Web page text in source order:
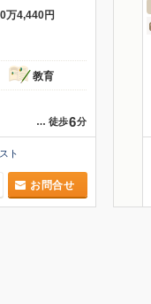
万4,440円
教育
… 徒歩6分
ト
お問合せ